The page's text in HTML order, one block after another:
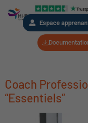
Espace
Coach
“Essentiels”